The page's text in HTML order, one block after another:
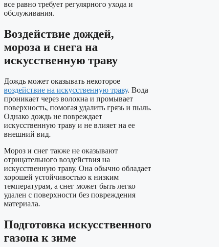
все равно требует регулярного ухода и
обслуживания.
Воздействие дождей,
мороза и снега на
искусственную траву
Дождь может оказывать некоторое
воздействие на искусственную траву. Вода
проникает через волокна и промывает
поверхность, помогая удалить грязь и пыль.
Однако дождь не повреждает
искусственную траву и не влияет на ее
внешний вид.
Мороз и снег также не оказывают
отрицательного воздействия на
искусственную траву. Она обычно обладает
хорошей устойчивостью к низким
температурам, а снег может быть легко
удален с поверхности без повреждения
материала.
Подготовка искусственного
газона к зиме